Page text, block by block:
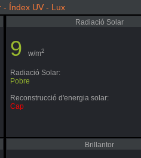
- Índex UV - Lux
Radiació Solar
9 w/m2
Radiació Solar:
Pobre
Reconstrucció d'energia solar:
Cap
Brillantor